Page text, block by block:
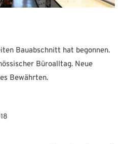
Bauabschnitt hat begonnen.
Büroalltag. Neue
Bewährten.